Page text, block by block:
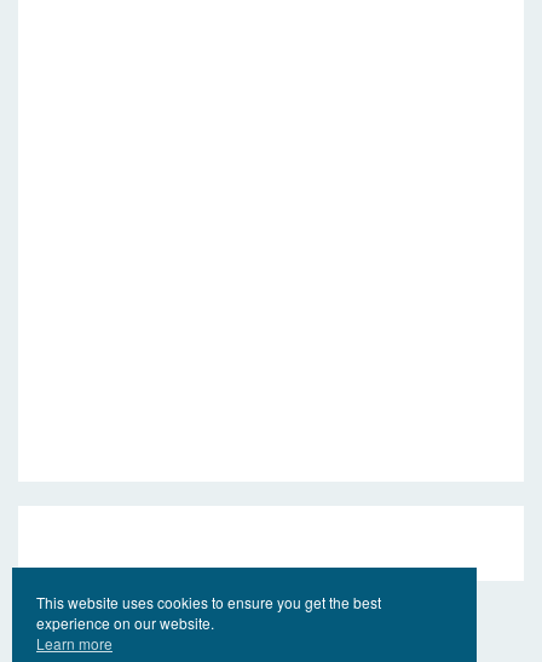
This website uses cookies to ensure you get the best
experience on our website.
Learn more